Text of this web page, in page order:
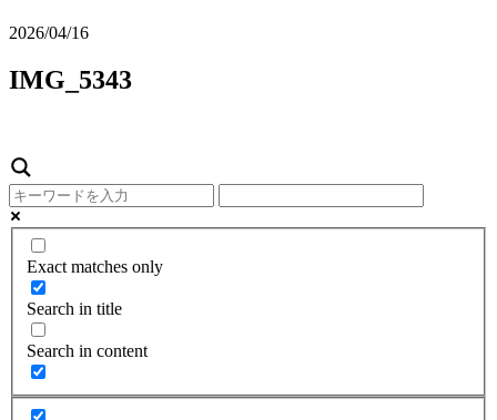
2026/04/16
IMG_5343
Exact matches only
Search in title
Search in content